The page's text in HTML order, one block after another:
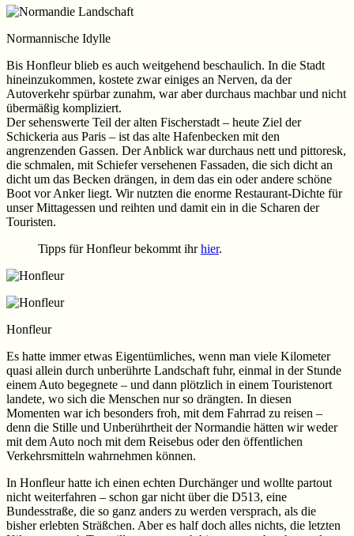
Normannische Idylle
Bis Honfleur blieb es auch weitgehend beschaulich. In die Stadt
hineinzukommen, kostete zwar einiges an Nerven, da der
Autoverkehr spürbar zunahm, war aber durchaus machbar und nicht
übermäßig kompliziert.
Der sehenswerte Teil der alten Fischerstadt – heute Ziel der
Schickeria aus Paris – ist das alte Hafenbecken mit den
angrenzenden Gassen. Der Anblick war durchaus nett und pittoresk,
die schmalen, mit Schiefer versehenen Fassaden, die sich dicht an
dicht um das Becken drängen, in dem das ein oder andere schöne
Boot vor Anker liegt. Wir nutzten die enorme Restaurant-Dichte für
unser Mittagessen und reihten und damit ein in die Scharen der
Touristen.
Tipps für Honfleur bekommt ihrhier.
Honfleur
Es hatte immer etwas Eigentümliches, wenn man viele Kilometer
quasi allein durch unberührte Landschaft fuhr, einmal in der Stunde
einem Auto begegnete – und dann plötzlich in einem Touristenort
landete, wo sich die Menschen nur so drängten. In diesen
Momenten war ich besonders froh, mit dem Fahrrad zu reisen –
denn die Stille und Unberührtheit der Normandie hätten wir weder
mit dem Auto noch mit dem Reisebus oder den öffentlichen
Verkehrsmitteln wahrnehmen können.
In Honfleur hatte ich einen echten Durchänger und wollte partout
nicht weiterfahren – schon gar nicht über die D513, eine
Bundesstraße, die so ganz anders zu werden versprach, als die
bisher erlebten Sträßchen. Aber es half doch alles nichts, die letzten